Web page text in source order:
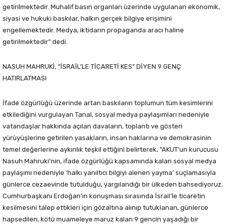
getirilmektedir. Muhalif basın organları üzerinde uygulanan ekonomik,
siyasi ve hukuki baskılar, halkın gerçek bilgiye erişimini
engellemektedir. Medya, iktidarın propaganda aracı haline
getirilmektedir” dedi.
NASUH MAHRUKİ, “İSRAİL’LE TİCARETİ KES” DİYEN 9 GENÇ
HATIRLATMASI
İfade özgürlüğü üzerinde artan baskıların toplumun tüm kesimlerini
etkilediğini vurgulayan Tanal, sosyal medya paylaşımları nedeniyle
vatandaşlar hakkında açılan davaların, toplantı ve gösteri
yürüyüşlerine getirilen yasakların, insan haklarına ve demokrasinin
temel değerlerine aykırılık teşkil ettiğini belirterek, “AKUT’un kurucusu
Nasuh Mahruki’nin, ifade özgürlüğü kapsamında kalan sosyal medya
paylaşımı nedeniyle ‘halkı yanıltıcı bilgiyi alenen yayma’ suçlamasıyla
günlerce cezaevinde tutulduğu, yargılandığı bir ülkeden bahsediyoruz.
Cumhurbaşkanı Erdoğan’ın konuşması sırasında İsrail’le ticaretin
kesilmesini talep ettikleri için gözaltına alınıp tutuklanan, günlerce
hapsedilen, kötü muameleye maruz kalan 9 gencin yaşadığı bir